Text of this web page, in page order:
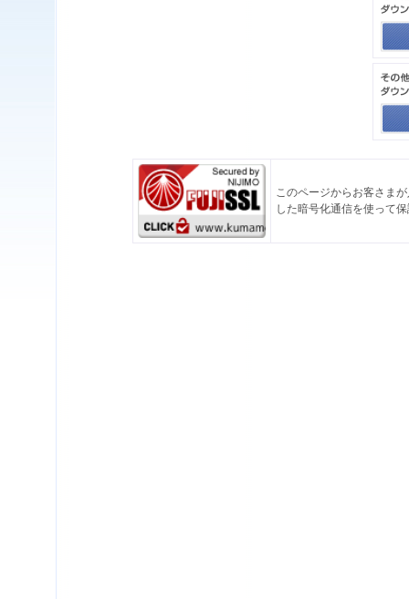
このページからお客さま
した暗号化通信を使って